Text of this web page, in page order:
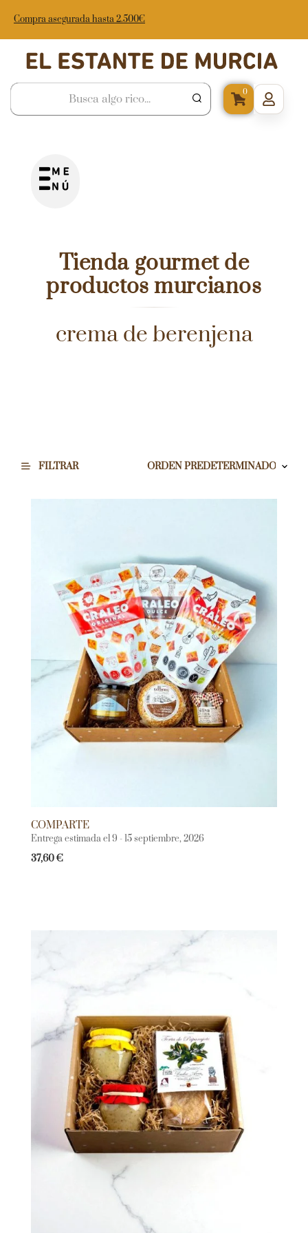
Compra asegurada hasta 2.500€
0
Tienda gourmet de
productos murcianos
crema de berenjena
FILTRAR
COMPARTE
Entrega estimada el 9 - 15 septiembre, 2026
37,60€